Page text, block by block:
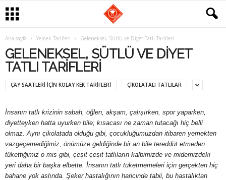
m
Ana sayfa Yemek Tarifleri Geleneksel, Sütlü ve Diyet Tatlı Tarifleri
GELENEKSEL, SÜTLÜ VE DIYET
TATLI TARIFLERI
ÇAY SAATLERI IÇIN KOLAY KEK TARIFLERI ÇIKOLATALI TATLILAR
İnsanın tatlı krizinin sabah, öğlen, akşam, çalışırken, spor yaparken,
diyetteyken hatta uyurken bile; kısacası ne zaman tutacağı hiç belli
olmaz. Aynı çikolatada olduğu gibi, çocukluğumuzdan itibaren yemekten
vazgeçemediğimiz, önümüze geldiğinde bir an bile tereddüt etmeden
tükettiğimiz o mis gibi, çeşit çeşit tatlıların kalbimizde ve midemizdeki
yeri daha bir başka elbette. İnsanın tatlı tüketmemeleri için gerçekten hiç
bahane yok aslında. Şeker hastalığının haricinde tabii, bu hastalıktan